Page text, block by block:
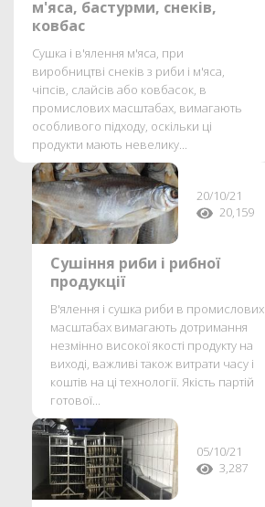
м'яса, бастурми, снеків,
ковбас
Сушка і в'ялення м'яса, при
виробництві снеків з риби і м'яса,
чіпсів, слайсів або ковбасок, в
промислових масштабах, вимагають
особливого підходу, оскільки ці
продукти мають невелику...
20/10/21
20,159
Сушіння риби і рибної
продукції
В'ялення і сушка риби в промислових
масштабах вимагають дотримання
незмінно високої якості продукту на
виході, важливі також витрати часу і
коштів на ці технології. Якість партій
готової...
05/10/21
3,287